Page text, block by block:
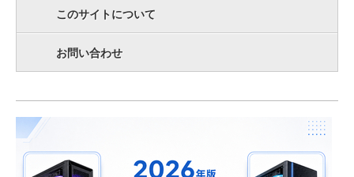
このサイトについて
お問い合わせ